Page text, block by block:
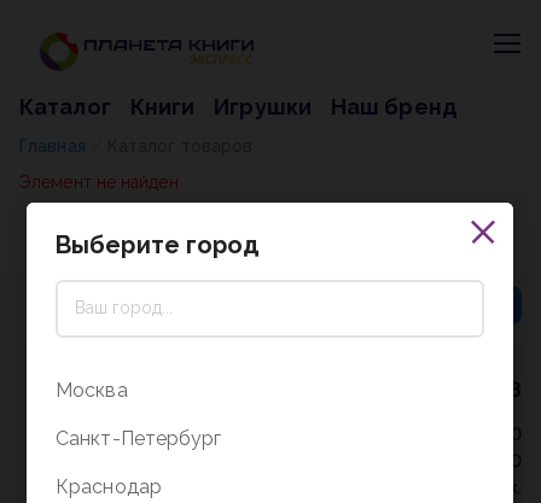
Каталог Книги Игрушки Наш бренд
Главная
Элемент не найден
8 (800) 5000-338
Режим работы - 9:30-20:00
в выходные и праздники - 10:00-19:00
без перерыва и выходных.
Выберите город
Москва
Санкт-Петербург
Краснодар